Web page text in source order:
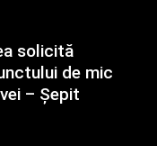
solicită
de mic
– Șepit